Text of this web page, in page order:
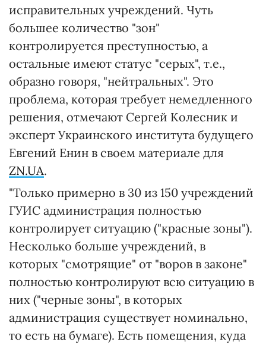
исправительных учреждений. Чуть
большее количество "зон"
контролируется преступностью, а
остальные имеют статус "серых", т.е.,
образно говоря, "нейтральных". Это
проблема, которая требует немедленного
решения, отмечают Сергей Колесник и
эксперт Украинского института будущего
Евгений Енин в своем материале для
ZN.UA.
"Только примерно в 30 из 150 учреждений
ГУИС администрация полностью
контролирует ситуацию ("красные зоны").
Несколько больше учреждений, в
которых "смотрящие" от "воров в законе"
полностью контролируют всю ситуацию в
них ("черные зоны", в которых
администрация существует номинально,
то есть на бумаге). Есть помещения, куда